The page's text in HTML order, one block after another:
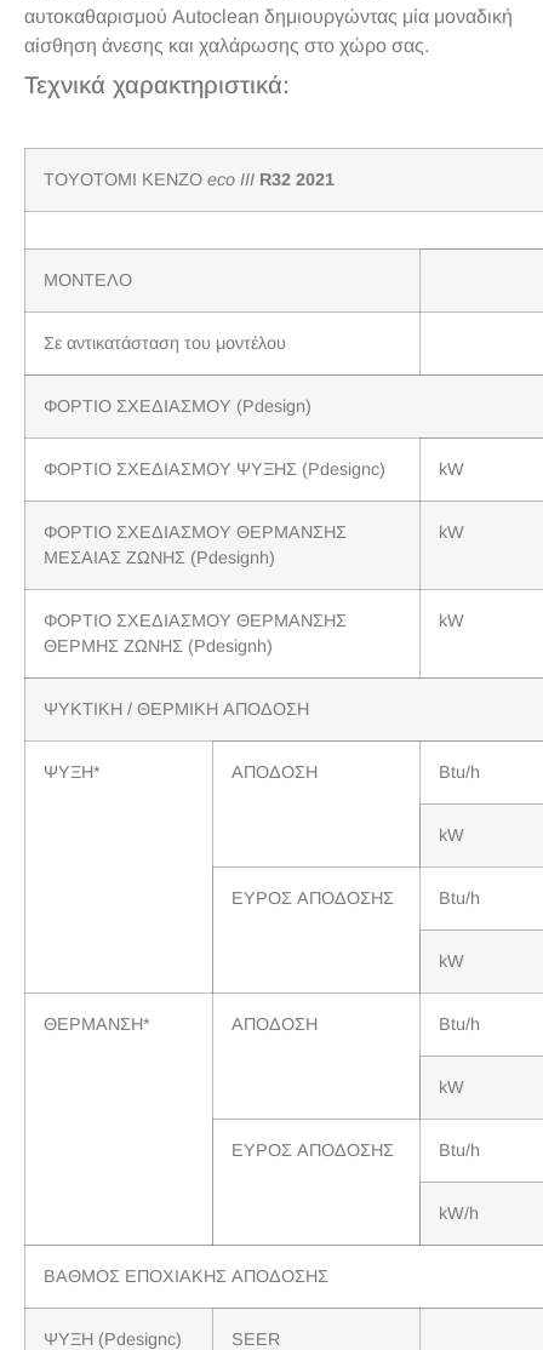
αυτοκαθαρισμού Autoclean δημιουργώντας μία μοναδική
αίσθηση άνεσης και χαλάρωσης στο χώρο σας.
Τεχνικά χαρακτηριστικά:
TOYOTOMI KENZO eco III R32 2021
ΜΟΝΤΕΛΟ
Σε αντικατάσταση του μοντέλου
ΦΟΡΤΙΟ ΣΧΕΔΙΑΣΜΟΥ (Pdesign)
ΦΟΡΤΙΟ ΣΧΕΔΙΑΣΜΟΥ ΨΥΞΗΣ (Pdesignc) kW
ΦΟΡΤΙΟ ΣΧΕΔΙΑΣΜΟΥ ΘΕΡΜΑΝΣΗΣ
ΜΕΣΑΙΑΣ ΖΩΝΗΣ (Pdesignh)
kW
ΦΟΡΤΙΟ ΣΧΕΔΙΑΣΜΟΥ ΘΕΡΜΑΝΣΗΣ
ΘΕΡΜΗΣ ΖΩΝΗΣ (Pdesignh)
kW
ΨΥΚΤΙΚΗ / ΘΕΡΜΙΚΗ ΑΠΟΔΟΣΗ
ΨΥΞΗ* ΑΠΟΔΟΣΗ Btu/h
kW
ΕΥΡΟΣ ΑΠΟΔΟΣΗΣ Btu/h
kW
ΘΕΡΜΑΝΣΗ* ΑΠΟΔΟΣΗ Btu/h
kW
ΕΥΡΟΣ ΑΠΟΔΟΣΗΣ Btu/h
kW/h
ΒΑΘΜΟΣ ΕΠΟΧΙΑΚΗΣ ΑΠΟΔΟΣΗΣ
ΨΥΞΗ (Pdesignc) SEER